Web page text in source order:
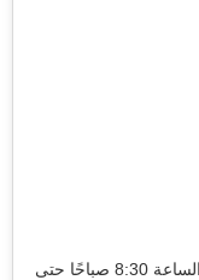
للمكالمات: من الاثنين إلى الجمعة، من الساعة 8:30 صباحًا حتى